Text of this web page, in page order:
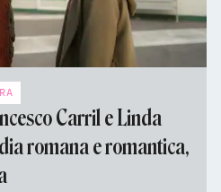
Carril e Linda
romana e romantica,